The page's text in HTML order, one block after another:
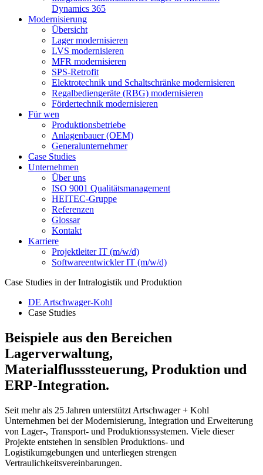
Dynamics 365
Modernisierung
Übersicht
Lager modernisieren
LVS modernisieren
MFR modernisieren
SPS-Retrofit
Elektrotechnik und Schaltschränke modernisieren
Regalbediengeräte (RBG) modernisieren
Fördertechnik modernisieren
Für wen
Produktionsbetriebe
Anlagenbauer (OEM)
Generalunternehmer
Case Studies
Unternehmen
Über uns
ISO 9001 Qualitätsmanagement
HEITEC-Gruppe
Referenzen
Glossar
Kontakt
Karriere
Projektleiter IT (m/w/d)
Softwareentwickler IT (m/w/d)
Case Studies in der Intralogistik und Produktion
DE Artschwager-Kohl
Case Studies
Beispiele aus den Bereichen
Lagerverwaltung,
Materialflusssteuerung, Produktion und
ERP-Integration.
Seit mehr als 25 Jahren unterstützt Artschwager + Kohl
Unternehmen bei der Modernisierung, Integration und Erweiterung
von Lager-, Transport- und Produktionssystemen. Viele dieser
Projekte entstehen in sensiblen Produktions- und
Logistikumgebungen und unterliegen strengen
Vertraulichkeitsvereinbarungen.